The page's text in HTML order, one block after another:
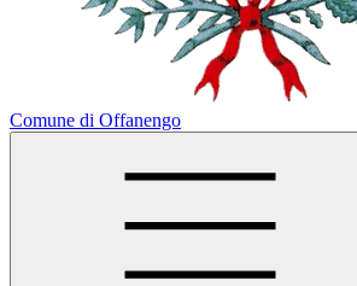
Comune di Offanengo